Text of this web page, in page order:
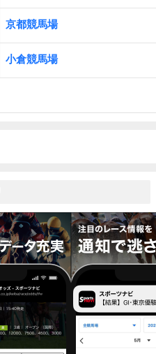
京都競馬場
小倉競馬場